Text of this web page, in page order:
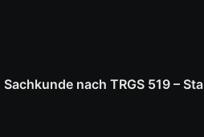
nach TRGS 519 –